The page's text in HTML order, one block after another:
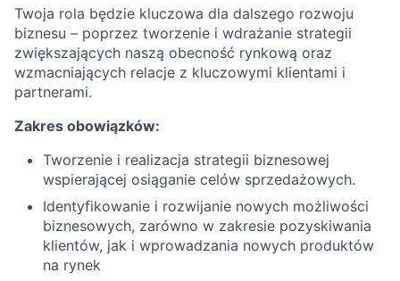
Twoja rola będzie kluczowa dla dalszego rozwoju
biznesu – poprzez tworzenie i wdrażanie strategii
zwiększających naszą obecność rynkową oraz
wzmacniających relacje z kluczowymi klientami i
partnerami.
Zakres obowiązków:
Tworzenie i realizacja strategii biznesowej
wspierającej osiąganie celów sprzedażowych.
Identyfikowanie i rozwijanie nowych możliwości
biznesowych, zarówno w zakresie pozyskiwania
klientów, jak i wprowadzania nowych produktów
na rynek